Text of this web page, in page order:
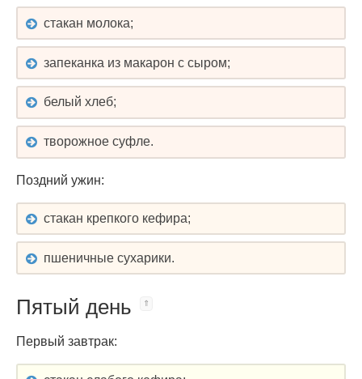
стакан молока;
запеканка из макарон с сыром;
белый хлеб;
творожное суфле.
Поздний ужин:
стакан крепкого кефира;
пшеничные сухарики.
Пятый день
Первый завтрак: